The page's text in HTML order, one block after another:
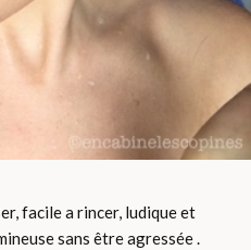
facile a rincer, ludique et
sans être agressée .